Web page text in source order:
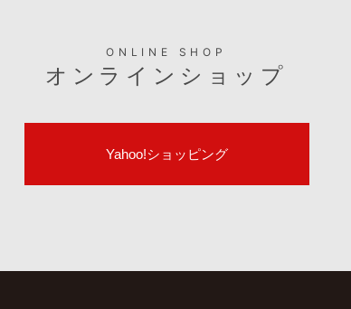
ONLINE SHOP
オンラインショップ
Yahoo!ショッピング